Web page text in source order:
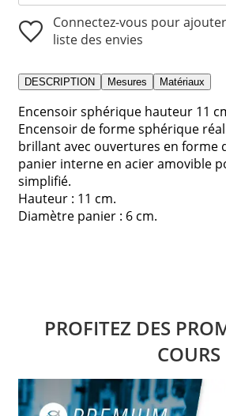
Connectez-vous pour
liste des envies
DESCRIPTION Mesures Matériaux
Encensoir sphérique hauteur 11
Encensoir de forme sphérique
brillant avec ouvertures en forme
panier interne en acier amovible
simplifié.
Hauteur : 11 cm.
Diamètre panier : 6 cm.
PROFITEZ DES
COURS